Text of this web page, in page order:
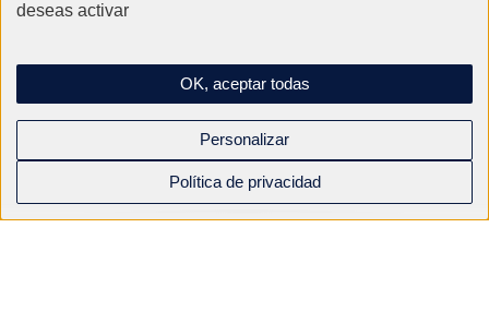
PH 22 auto jointant
Autosellante, accionado por palanca,
accionado por espárrago
Descubra
deseas activar
OK, aceptar todas
Personalizar
Política de privacidad